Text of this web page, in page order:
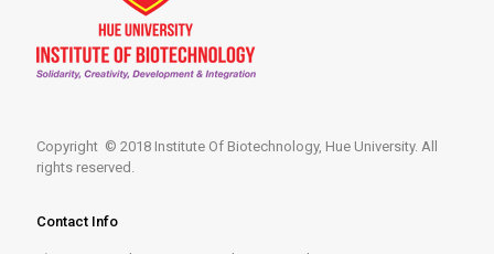
Copyright © 2018 Institute Of Biotechnology, Hue University. All
rights reserved.
Contact Info